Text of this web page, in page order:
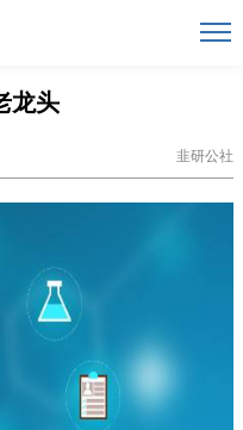
龙头
韭研公社